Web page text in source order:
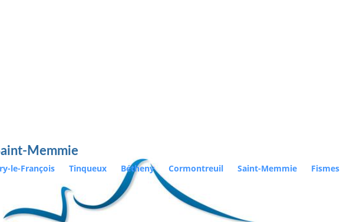
Memmie
le-François Tinqueux Bétheny Cormontreuil Saint-Memmie Fismes